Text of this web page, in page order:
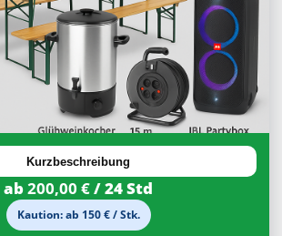
Kurzbeschreibung
ab200,00 €/ 24 Std
Kaution: ab 150 € / Stk.